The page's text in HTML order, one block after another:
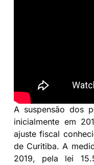
A suspensão dos
inicialmente em
ajuste fiscal
de Curitiba. A
2019, pela lei